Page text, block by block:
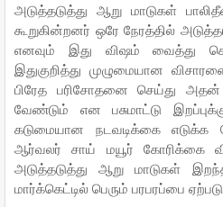
அடுத்தடுத்து ஆறு மாடுகள்
கூறுகின்றனர் ஒரே நேரத்தில்
எனவும் இது விஷம் வைத்து
இதுகுறித்து முழுமையான
பிரேத பரிசோதனை செய்து
வேண்டும் என பசுமாட்டு
கடுமையான நடவடிக்கை
ஆர்வலர் சாய் மயூர் கோரிக்கை
அடுத்தடுத்து ஆறு மாடுகள்
மார்க்கெட்டில் பெரும் பரபரப்பை